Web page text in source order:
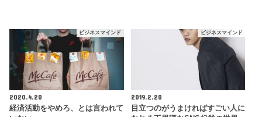
ビジネスマインド
2020.4.20
経済活動をやめろ、とは言われて
ビジネスマインド
2019.2.20
目立つのがうまければすごい人に